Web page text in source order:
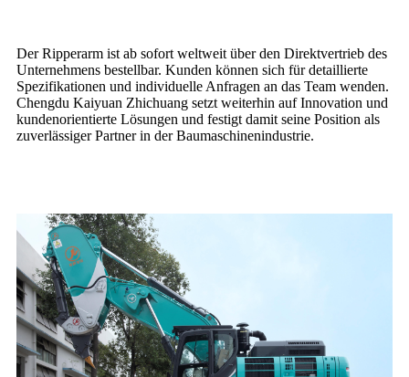
Der Ripperarm ist ab sofort weltweit über den Direktvertrieb des
Unternehmens bestellbar. Kunden können sich für detaillierte
Spezifikationen und individuelle Anfragen an das Team wenden.
Chengdu Kaiyuan Zhichuang setzt weiterhin auf Innovation und
kundenorientierte Lösungen und festigt damit seine Position als
zuverlässiger Partner in der Baumaschinenindustrie.